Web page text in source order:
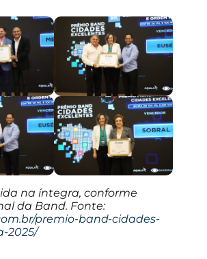
na íntegra, conforme
da Band. Fonte:
premio-band-cidades-
2025/